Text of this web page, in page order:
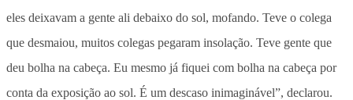
eles deixavam a gente ali debaixo do sol, mofando. Teve o colega
que desmaiou, muitos colegas pegaram insolação. Teve gente que
deu bolha na cabeça. Eu mesmo já fiquei com bolha na cabeça por
conta da exposição ao sol. É um descaso inimaginável”, declarou.